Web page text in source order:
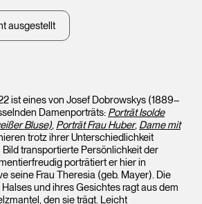
ausgestellt
ist eines von Josef Dobrowskys (1889–
Damenporträts: Porträt Isolde
Bluse), Porträt Frau Huber, Dame mit
trotz ihrer Unterschiedlichkeit
transportierte Persönlichkeit der
porträtiert er hier in
seine Frau Theresia (geb. Mayer). Die
und ihres Gesichtes ragt aus dem
den sie trägt. Leicht